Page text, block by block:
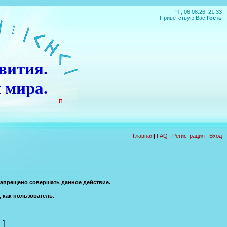
Чт, 06.08.26, 21:33
Приветствую Вас Гость
мира.
А Р
Главная| FAQ | Регистрация | Вход
совершать данное действие.
как пользователь.
]